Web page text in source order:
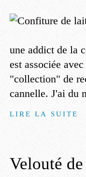
une addict de la
est associée
"collection" de
cannelle. J'ai du
LIRE LA SUITE
Velouté